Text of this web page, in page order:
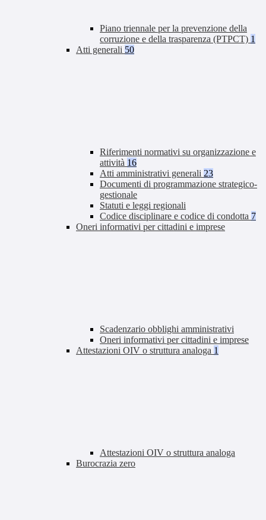
Piano triennale per la prevenzione della
corruzione e della trasparenza (PTPCT) 1
Atti generali 50
Riferimenti normativi su organizzazione e
attività 16
Atti amministrativi generali 23
Documenti di programmazione strategico-
gestionale
Statuti e leggi regionali
Codice disciplinare e codice di condotta 7
Oneri informativi per cittadini e imprese
Scadenzario obblighi amministrativi
Oneri informativi per cittadini e imprese
Attestazioni OIV o struttura analoga 1
Attestazioni OIV o struttura analoga
Burocrazia zero